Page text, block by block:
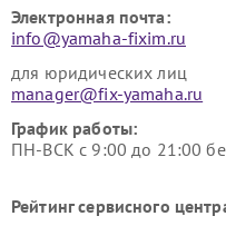
Электронная почта:
info@yamaha-fixim.ru
для юридических лиц
manager@fix-yamaha.ru
График работы:
ПН-ВСК с 9:00 до 21:00
Рейтинг сервисного